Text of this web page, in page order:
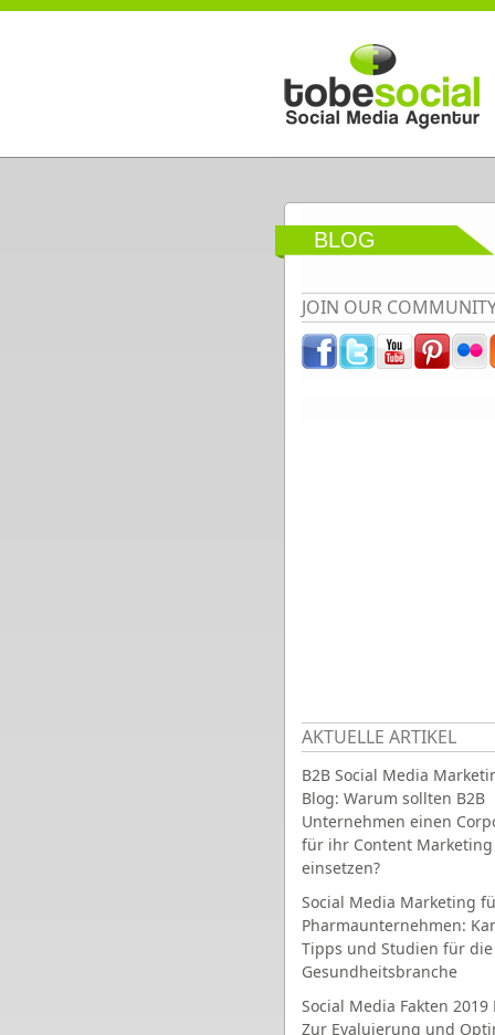
Direkt zum Inhalt
BLOG
JOIN OUR
AKTUELLE ARTIKEL
B2B Social Media
Blog: Warum sollten B2B
Unternehmen einen
für ihr Content Marketing
einsetzen?
Social Media Marketing
Pharmaunternehmen:
Tipps und Studien für die
Gesundheitsbranche
Social Media Fakten 2019
Zur Evaluierung und